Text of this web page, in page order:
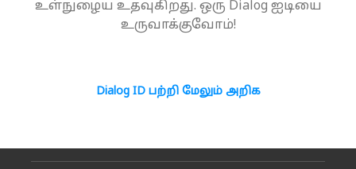
உள்நுழைய உதவுகிறது. ஒரு Dialog ஐடியை
உருவாக்குவோம்!
Dialog ID பற்றி மேலும் அறிக